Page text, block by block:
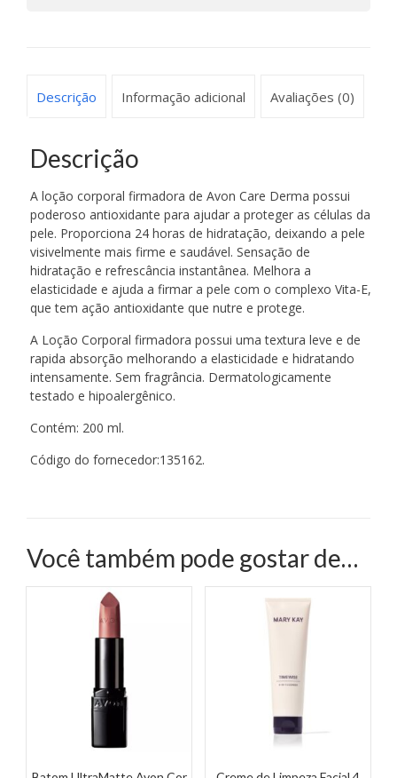
Descrição Informação adicional Avaliações (0)
Descrição
A loção corporal firmadora de Avon Care Derma possui
poderoso antioxidante para ajudar a proteger as células da
pele. Proporciona 24 horas de hidratação, deixando a pele
visivelmente mais firme e saudável. Sensação de
hidratação e refrescância instantânea. Melhora a
elasticidade e ajuda a firmar a pele com o complexo Vita-E,
que tem ação antioxidante que nutre e protege.
A Loção Corporal firmadora possui uma textura leve e de
rapida absorção melhorando a elasticidade e hidratando
intensamente. Sem fragrância. Dermatologicamente
testado e hipoalergênico.
Contém: 200 ml.
Código do fornecedor:135162.
Você também pode gostar de…